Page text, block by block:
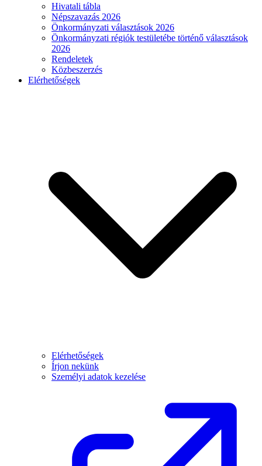
Hivatali tábla
Népszavazás 2026
Önkormányzati választások 2026
Önkormányzati régiók testületébe történő választások
2026
Rendeletek
Közbeszerzés
Elérhetőségek
Elérhetőségek
Írjon nekünk
Személyi adatok kezelése